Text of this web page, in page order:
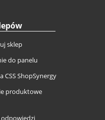
sklep
do panelu
CSS ShopSynergy
produktowe
odpowiedzi